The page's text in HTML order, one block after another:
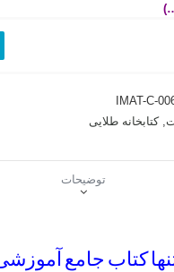
IMAT-C-
,کتابخانه طلایی
توضیحات
تنها کتاب جامع